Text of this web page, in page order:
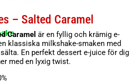
– Salted Caramel
Caramel är en fyllig och krämig e-
klassiska milkshake-smaken med
En perfekt dessert e-juice för dig
med en lyxig twist.